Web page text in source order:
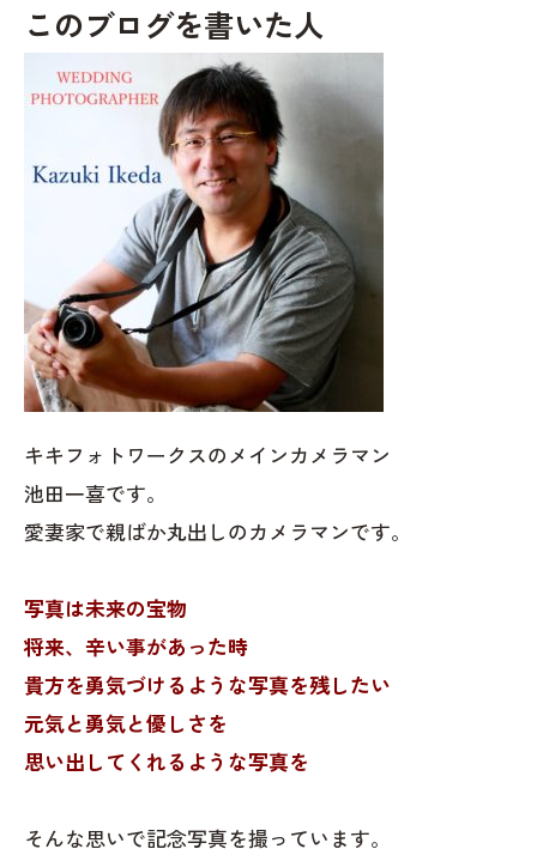
このブログを書いた人
キキフォトワークスのメインカメラマン
池田一喜です。
愛妻家で親ばか丸出しのカメラマンです。
写真は未来の宝物
将来、辛い事があった時
貴方を勇気づけるような写真を残したい
元気と勇気と優しさを
思い出してくれるような写真を
そんな思いで記念写真を撮っています。